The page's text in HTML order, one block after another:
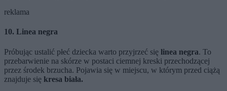
reklama
10. Linea negra
Próbując ustalić płeć dziecka warto przyjrzeć się linea negra. To
przebarwienie na skórze w postaci ciemnej kreski przechodzącej
przez środek brzucha. Pojawia się w miejscu, w którym przed ciążą
znajduje się kresa biała.